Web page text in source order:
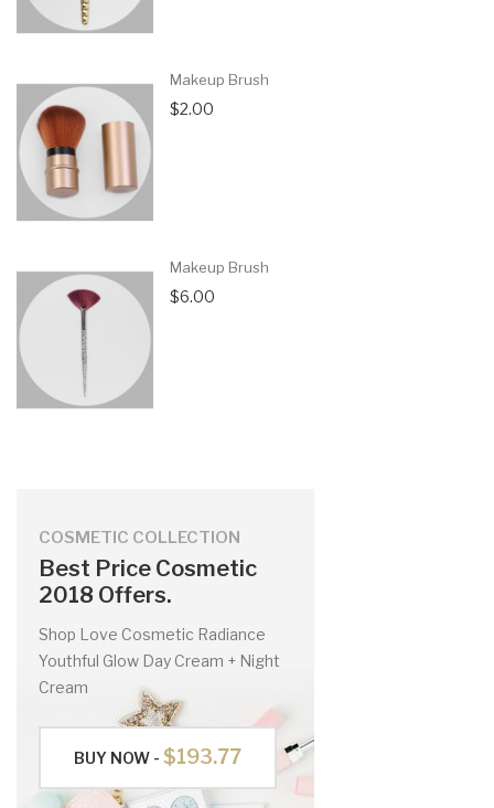
COSMETIC COLLECTION
Best Price Cosmetic
2018 Offers.
Shop Love Cosmetic Radiance
Youthful Glow Day Cream + Night
Cream
BUY NOW - $193.77
Makeup Brush
$2.00
Makeup Brush
$6.00